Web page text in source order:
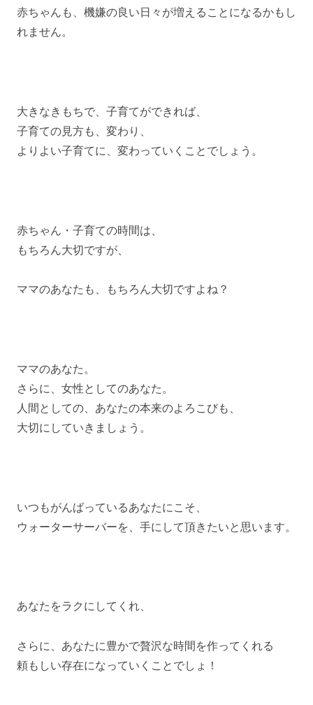
赤ちゃんも、機嫌の良い日々が増えることになるかもし
れません。
大きなきもちで、子育てができれば、
子育ての見方も、変わり、
よりよい子育てに、変わっていくことでしょう。
赤ちゃん・子育ての時間は、
もちろん大切ですが、
ママのあなたも、もちろん大切ですよね？
ママのあなた。
さらに、女性としてのあなた。
人間としての、あなたの本来のよろこびも、
大切にしていきましょう。
いつもがんばっているあなたにこそ、
ウォーターサーバーを、手にして頂きたいと思います。
あなたをラクにしてくれ、
さらに、あなたに豊かで贅沢な時間を作ってくれる
頼もしい存在になっていくことでしょ！